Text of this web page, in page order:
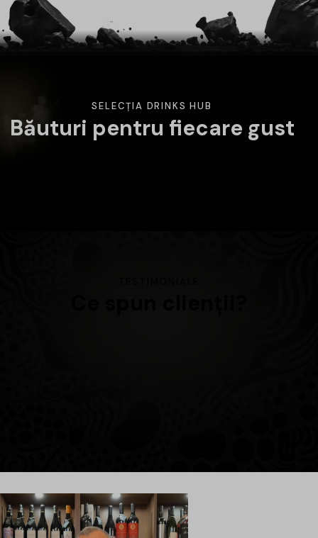
SELECȚIA DRINKS HUB
Băuturi pentru fiecare gust